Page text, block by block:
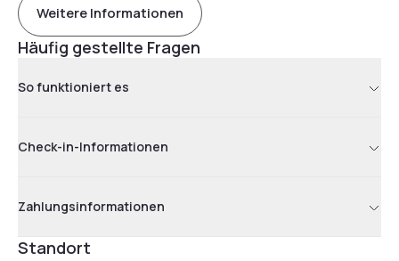
Weitere Informationen
Häufig gestellte Fragen
So funktioniert es
Check-in-Informationen
Zahlungsinformationen
Standort